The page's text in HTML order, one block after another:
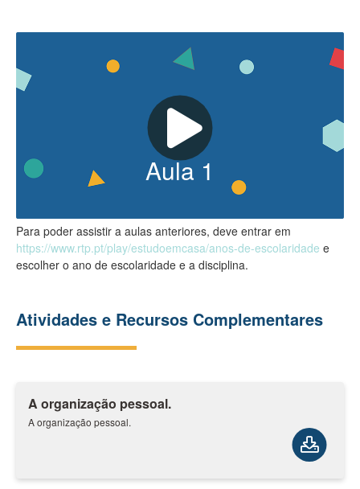
Aula 1
Para poder assistir a aulas anteriores, deve entrar em
https://www.rtp.pt/play/estudoemcasa/anos-de-escolaridade e
escolher o ano de escolaridade e a disciplina.
Atividades e Recursos Complementares
A organização pessoal.
A organização pessoal.